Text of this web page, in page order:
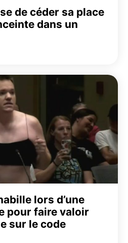
de céder sa place
dans un
lors d’une
pour faire valoir
sur le code